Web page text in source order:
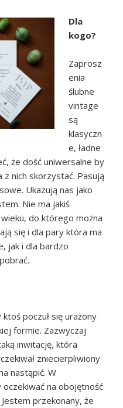
Dla
kogo?
Zaprosz
enia
ślubne
vintage
są
klasyczn
e, ładne
że dość uniwersalne by
z nich skorzystać. Pasują
Ukazują nas jako
Nie ma jakiś
do którego można
się i dla pary która ma
jak i dla bardzo
poczuł się urażony
formie. Zazwyczaj
inwitację, która
zniecierpliwiony
nastąpić. W
na obojętność
przekonany, że